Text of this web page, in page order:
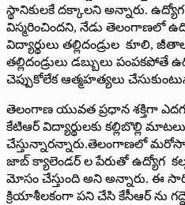
స్థానికులకే దక్కాలని అన్నారు. ఉద్యోగ
విస్మరించిందని, నేడు తెలంగాణలో
విద్యార్థులు తల్లిదండ్రుల కూలి,
తల్లిదండ్రులు డబ్బులు
చెప్పుకోలేక ఆత్మహత్యలు
తెలంగాణ యువత ప్రధాన శక్తిగా
కేటిఆర్‌ ‌విద్యార్థులకు కల్లిబొల్లి
చేస్తున్నారన్నారు.తెలంగాణలో
జాబ్‌ ‌క్యాలెండర్‌ ‌ల పేరుతో ఉద్యోగ
మోసం చేస్తుంది అని అన్నారు. ఈ
క్రియాశీలకంగా పని చేసి కేసీఆర్‌ ‌ను